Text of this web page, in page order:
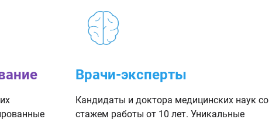
Врачи-эксперты
Кандидаты и доктора медицинских наук со
стажем работы от 10 лет. Уникальные